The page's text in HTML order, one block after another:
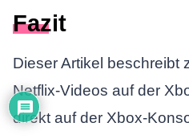
Fazit
Dieser Artikel beschreibt
Netflix-Videos auf der
direkt auf der Xbox-